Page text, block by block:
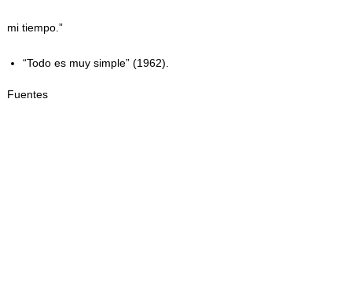
mi tiempo.”
“Todo es muy simple” (1962).
Fuentes